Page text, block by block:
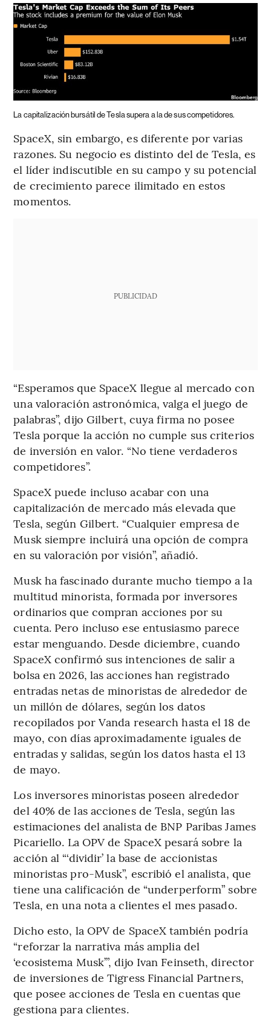
La capitalización bursátil de Tesla supera a la de sus competidores.
SpaceX, sin embargo, es diferente por varias
razones. Su negocio es distinto del de Tesla, es
el líder indiscutible en su campo y su potencial
de crecimiento parece ilimitado en estos
momentos.
PUBLICIDAD
“Esperamos que SpaceX llegue al mercado con
una valoración astronómica, valga el juego de
palabras”, dijo Gilbert, cuya firma no posee
Tesla porque la acción no cumple sus criterios
de inversión en valor. “No tiene verdaderos
competidores”.
SpaceX puede incluso acabar con una
capitalización de mercado más elevada que
Tesla, según Gilbert. “Cualquier empresa de
Musk siempre incluirá una opción de compra
en su valoración por visión”, añadió.
Musk ha fascinado durante mucho tiempo a la
multitud minorista, formada por inversores
ordinarios que compran acciones por su
cuenta. Pero incluso ese entusiasmo parece
estar menguando. Desde diciembre, cuando
SpaceX confirmó sus intenciones de salir a
bolsa en 2026, las acciones han registrado
entradas netas de minoristas de alrededor de
un millón de dólares, según los datos
recopilados por Vanda research hasta el 18 de
mayo, con días aproximadamente iguales de
entradas y salidas, según los datos hasta el 13
de mayo.
Los inversores minoristas poseen alrededor
del 40% de las acciones de Tesla, según las
estimaciones del analista de BNP Paribas James
Picariello. La OPV de SpaceX pesará sobre la
acción al “‘dividir’ la base de accionistas
minoristas pro-Musk”, escribió el analista, que
tiene una calificación de “underperform” sobre
Tesla, en una nota a clientes el mes pasado.
Dicho esto, la OPV de SpaceX también podría
“reforzar la narrativa más amplia del
‘ecosistema Musk’”, dijo Ivan Feinseth, director
de inversiones de Tigress Financial Partners,
que posee acciones de Tesla en cuentas que
gestiona para clientes.